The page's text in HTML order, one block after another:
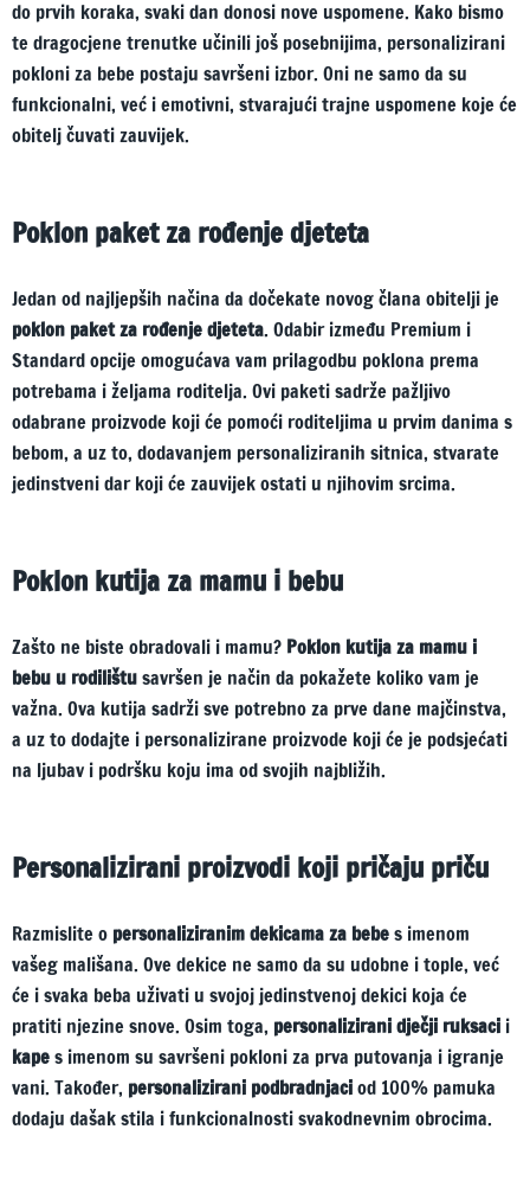
do prvih koraka, svaki dan donosi nove uspomene. Kako bismo
te dragocjene trenutke učinili još posebnijima, personalizirani
pokloni za bebe postaju savršeni izbor. Oni ne samo da su
funkcionalni, već i emotivni, stvarajući trajne uspomene koje će
obitelj čuvati zauvijek.
Poklon paket za rođenje djeteta
Jedan od najljepših načina da dočekate novog člana obitelji je
poklon paket za rođenje djeteta. Odabir između Premium i
Standard opcije omogućava vam prilagodbu poklona prema
potrebama i željama roditelja. Ovi paketi sadrže pažljivo
odabrane proizvode koji će pomoći roditeljima u prvim danima s
bebom, a uz to, dodavanjem personaliziranih sitnica, stvarate
jedinstveni dar koji će zauvijek ostati u njihovim srcima.
Poklon kutija za mamu i bebu
Zašto ne biste obradovali i mamu? Poklon kutija za mamu i
bebu u rodilištusavršen je način da pokažete koliko vam je
važna. Ova kutija sadrži sve potrebno za prve dane majčinstva,
a uz to dodajte i personalizirane proizvode koji će je podsjećati
na ljubav i podršku koju ima od svojih najbližih.
Personalizirani proizvodi koji pričaju priču
Razmislite o personaliziranim dekicama za bebes imenom
vašeg mališana. Ove dekice ne samo da su udobne i tople, već
će i svaka beba uživati u svojoj jedinstvenoj dekici koja će
pratiti njezine snove. Osim toga, personalizirani dječji ruksaci i
kapes imenom su savršeni pokloni za prva putovanja i igranje
vani. Također, personalizirani podbradnjaciod 100% pamuka
dodaju dašak stila i funkcionalnosti svakodnevnim obrocima.